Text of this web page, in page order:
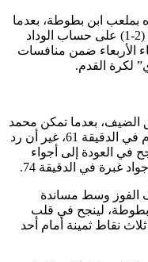
بملعب ابن بطوطة، بعدما
قلب تأخره بهدف إلى انتصار مثير بنتيجة (2-1) على حساب الوداد
الأربعاء ضمن منافسات
الضيف، بعدما تمكن محمد
مفيد من منح الوداد الرياضي هدف التقدم في الدقيقة 61، غير أن رد
في العودة إلى أجواء
غبرة في الدقيقة 74.
الفوز وسط مساندة
لينجح في قلب
نقاط ثمينة أمام أحد